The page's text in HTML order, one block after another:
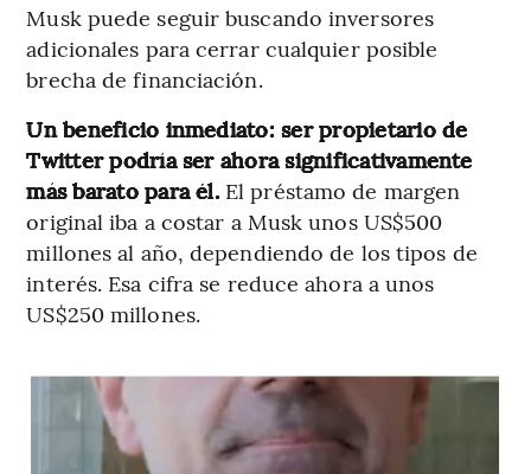
Musk puede seguir buscando inversores
adicionales para cerrar cualquier posible
brecha de financiación.
Un beneficio inmediato: ser propietario de
Twitter podría ser ahora significativamente
más barato para él.El préstamo de margen
original iba a costar a Musk unos US$500
millones al año, dependiendo de los tipos de
interés. Esa cifra se reduce ahora a unos
US$250 millones.